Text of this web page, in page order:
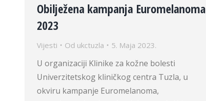
Obilježena kampanja Euromelanoma
2023
Vijesti Od ukctuzla 5. Maja 2023.
U organizaciji Klinike za kožne bolesti
Univerzitetskog kliničkog centra Tuzla, u
okviru kampanje Euromelanoma,